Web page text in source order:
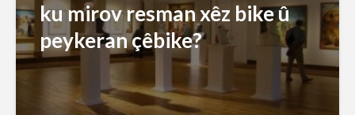
ku mirov resman xêz bike û
peykeran çêbike?